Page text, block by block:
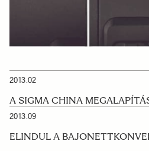
2013.02
A SIGMA CHINA
2013.09
ELINDUL A